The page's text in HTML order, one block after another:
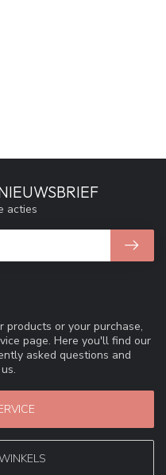
products or your purchase,
page. Here you'll find our
asked questions and
acties